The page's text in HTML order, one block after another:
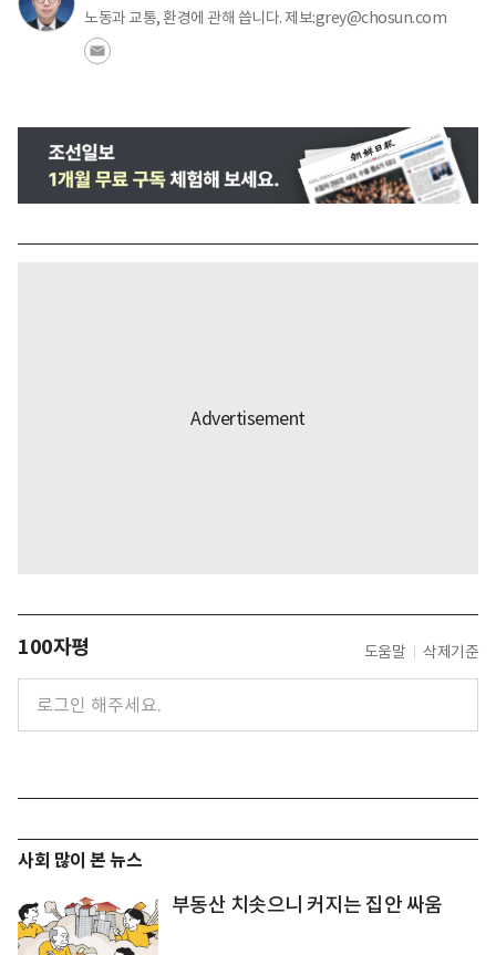
노동과 교통, 환경에 관해 씁니다. 제보:grey@chosun.com
100자평 도움말 삭제기준
사회 많이 본 뉴스
부동산 치솟으니 커지는 집안 싸움